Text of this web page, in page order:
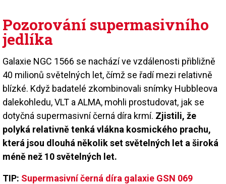
Pozorování supermasivního
jedlíka
Galaxie NGC 1566 se nachází ve vzdálenosti přibližně
40 milionů světelných let, čímž se řadí mezi relativně
blízké. Když badatelé zkombinovali snímky Hubbleova
dalekohledu, VLT a ALMA, mohli prostudovat, jak se
dotyčná supermasivní černá díra krmí. Zjistili, že
polyká relativně tenká vlákna kosmického prachu,
která jsou dlouhá několik set světelných let a široká
méně než 10 světelných let.
TIP: Supermasivní černá díra galaxie GSN 069